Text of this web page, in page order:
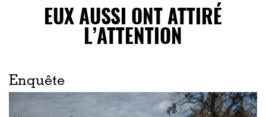
EUX AUSSI ONT ATTIRÉ
L’ATTENTION
Enquête